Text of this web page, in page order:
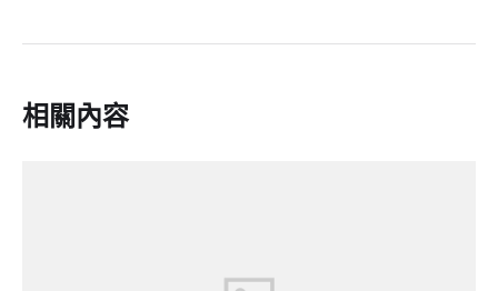
相關內容